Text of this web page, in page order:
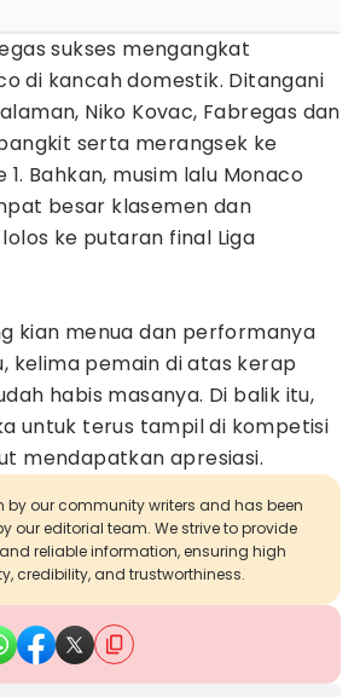
sukses mengangkat
di kancah domestik. Ditangani
Niko Kovac, Fabregas dan
serta merangsek ke
1. Bahkan, musim lalu Monaco
besar klasemen dan
ke putaran final Liga
kian menua dan performanya
kelima pemain di atas kerap
habis masanya. Di balik itu,
untuk terus tampil di kompetisi
mendapatkan apresiasi.
by our community writers and has been
our editorial team. We strive to provide
reliable information, ensuring high
credibility, and trustworthiness.